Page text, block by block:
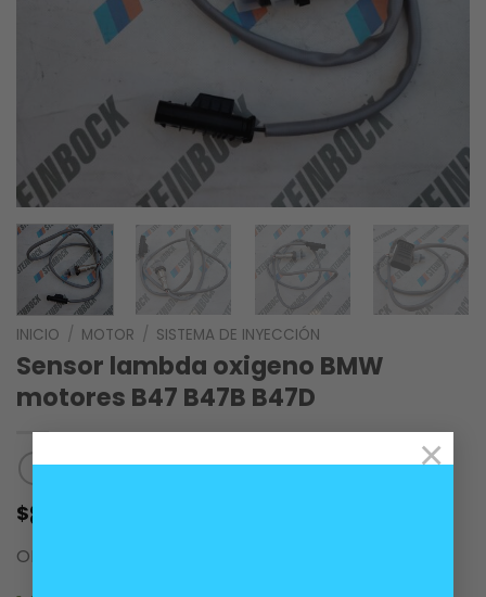
×
INICIO / MOTOR / SISTEMA DE INYECCIÓN
Sensor lambda oxigeno BMW
motores B47 B47B B47D
$80.000
OEM 13628587494, 13628570125